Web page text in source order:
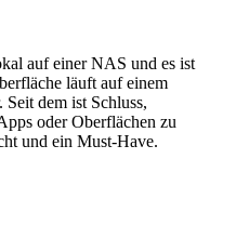
auf einer NAS und es ist
läuft auf einem
dem ist Schluss,
oder Oberflächen zu
und ein Must-Have.